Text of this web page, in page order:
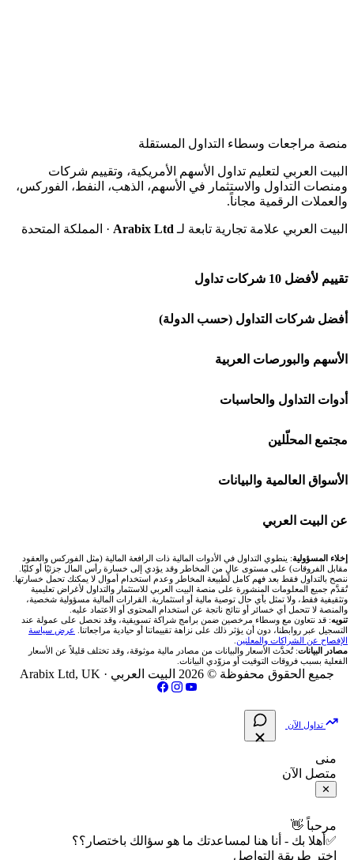
منصة مراجعات وسطاء التداول المستقلة
البيت العربي لتعليم تداول الأسهم الأمريكية، وتقييم شركات
ومنصات التداول والاستثمار في الأسهم، الذهب، النفط، الفوركس،
والعملات الرقمية مجاناً.
البيت العربي علامة تجارية تابعة لـ Arabix Ltd · المملكة المتحدة
تقييم لأفضل 10 شركات تداول
شركة Capital.com
افاتريد AvaTrade
اكسنس Exness
منصة بينانس
اكس تي بي XTB
انتراكتيف بروكرز IBKR
أفضل شركات التداول (حسب الدولة)
شركات تداول في السعودية
شركات تداول في الإمارات
شركات تداول في الكويت
شركات تداول في قطر
شركات تداول في الأردن
شركات تداول في العراق
شركات تداول في فلسطين
الأسهم والبورصات العربية
🌍 كل البورصات العربية
🇸🇦 السوق السعودية
🇦🇪 أسواق الإمارات
🇪🇬 البورصة المصرية
🇶🇦 بورصة قطر
🇯🇴 بورصة عمّان
🇧🇭 بورصة البحرين
فلتر الأسهم الشرعي
📋 جميع الأسهم
🕌 الأسهم الحلال
أدوات التداول والحاسبات
🕌 حاسبة الزكاة
💱 محول العملات
🧮 حاسبة حجم اللوت
📊 حاسبة قيمة النقطة
💰 حاسبة ربح الفوركس
📌 حاسبة النقاط المحورية
📏 حاسبة حجم المركز
📈 حاسبة عائد التداول
📊 حاسبة الربح التراكمي
🧮 حاسبة متوسط سعر السهم
📅 التقويم الاقتصادي
مجتمع المحلّلين
🧱 حائط المجتمع
🏆 لوحة المحلّلين
✍️ اكتب تحليلك
الأسواق العالمية والبيانات
🌐 المؤشرات العالمية
🥇 سعر الذهب اليوم
🥇 أسعار الذهب والمعادن
💱 أسعار العملات والفوركس
💵 سعر الريال السعودي في مصر
📅 المؤشرات الاقتصادية
عن البيت العربي
من نحن
تواصل معنا
فريق المؤلفين
مقالات تعليمية
سياسة تقييم الشركات
الإبلاغ عن شركة نصابة
شروط الاستخدام
إخلاء المسؤولية: ينطوي التداول في الأدوات المالية ذات الرافعة المالية (مثل الفوركس والعقود
مقابل الفروقات) على مستوى عالٍ من المخاطر وقد يؤدي إلى خسارة رأس المال جزئيًا أو كليًا.
ننصح بالتداول فقط بعد فهم كامل لطبيعة المخاطر وعدم استخدام أموال لا يمكنك تحمل خسارتها.
تُقدَّم جميع المعلومات المنشورة على منصة البيت العربي للاستثمار والتداول لأغراض تعليمية
وتثقيفية فقط، ولا تمثل بأي حال توصية مالية أو استثمارية. القرارات المالية مسؤولية شخصية،
والمنصة لا تتحمل أي خسائر أو نتائج ناتجة عن استخدام المحتوى أو الاعتماد عليه.
تنويه: قد نتعاون مع وسطاء مرخصين ضمن برامج شراكة تسويقية، وقد نحصل على عمولة عند
التسجيل عبر روابطنا، دون أن يؤثر ذلك على نزاهة تقييماتنا أو حيادية مراجعاتنا. عرض سياسة
الإفصاح عن الشراكات والمعلنين
مصادر البيانات: تُحدَّث الأسعار والبيانات من مصادر مالية موثوقة، وقد تختلف قليلاً عن الأسعار
الفعلية بسبب فروقات التوقيت أو مزوّدي البيانات.
جميع الحقوق محفوظة © 2026 البيت العربي · Arabix Ltd, UK
تداول الآن
منى
متصل الآن
✕
مرحباً 👋
✅أهلا بك - أنا هنا لمساعدتك ما هو سؤالك باختصار؟؟
اختر طريقة التواصل